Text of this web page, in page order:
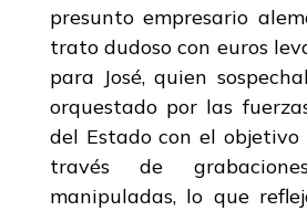
presunto empresario
trato dudoso con euros
para José, quien
orquestado por las
del Estado con el
través de
manipuladas, lo que